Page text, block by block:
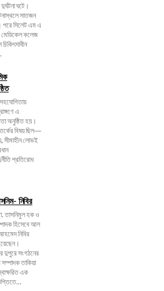
নিবির